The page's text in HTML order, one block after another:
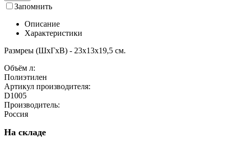
Запомнить
Описание
Характеристики
Размреы (ШхГхВ) - 23х13х19,5 см.
Объём л:
Полиэтилен
Артикул производителя:
D1005
Производитель:
Россия
На складе